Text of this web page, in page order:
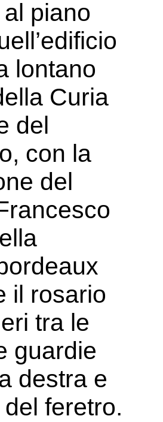
piano
lontano
Curia
del
con la
del
il rosario
tra le
guardie
destra e
feretro.